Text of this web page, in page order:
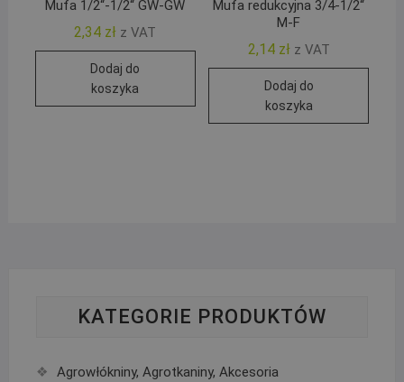
Mufa 1/2“-1/2“ GW-GW
2,34 zł z VAT
Dodaj do
koszyka
Mufa redukcyjna 3/4-1/2“
M-F
2,14 zł z VAT
Dodaj do
koszyka
KATEGORIE PRODUKTÓW
Agrowłókniny, Agrotkaniny, Akcesoria